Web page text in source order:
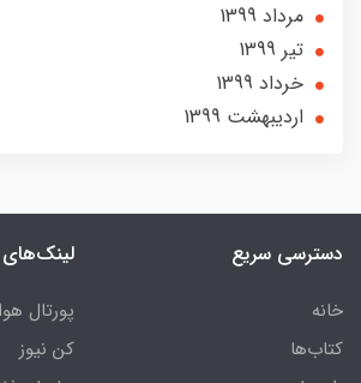
مرداد 1399
تير 1399
خرداد 1399
ارديبهشت 1399
دسترسی سریع
خانه
کتاب‌ها
پورتال
کن نیوز